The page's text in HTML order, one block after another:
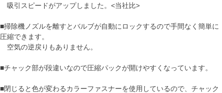
吸引スピードがアップしました。<当社比>
■掃除機ノズルを離すとバルブが自動にロックするので手間なく簡単に
圧縮できます。
空気の逆戻りもありません。
■チャック部が段違いなので圧縮パックが開けやすくなっています。
■閉じると色が変わるカラーファスナーを使用しているので、チャック